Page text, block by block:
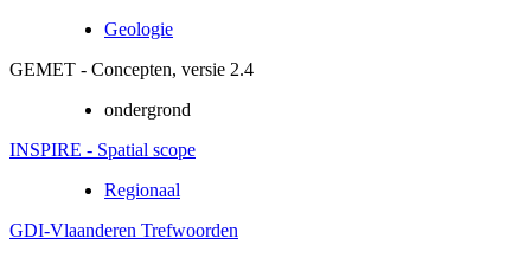
Geologie
GEMET - Concepten, versie 2.4
ondergrond
INSPIRE - Spatial scope
Regionaal
GDI-Vlaanderen Trefwoorden